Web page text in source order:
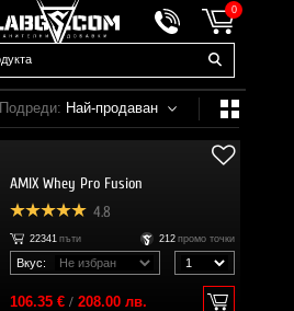
0
Подреди: Най-продаван
AMIX Whey Pro Fusion
4.8
22341 пъти 212 промо точки
Вкус:
106.35 €/ 208.00 лв.